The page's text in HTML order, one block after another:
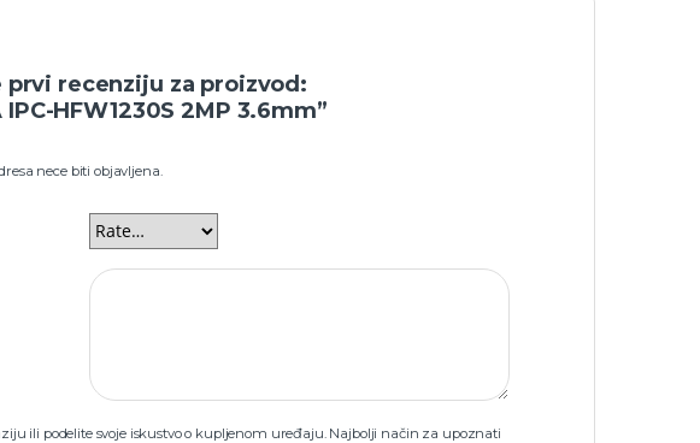
prvi recenziju za proizvod:
IPC-HFW1230S 2MP 3.6mm”
nece biti objavljena.
ili podelite svoje iskustvo o kupljenom uređaju. Najbolji način za upoznati